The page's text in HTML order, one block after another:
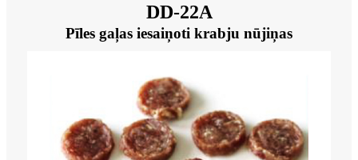
DD-22A
Pīles gaļas iesaiņoti krabju nūjiņas